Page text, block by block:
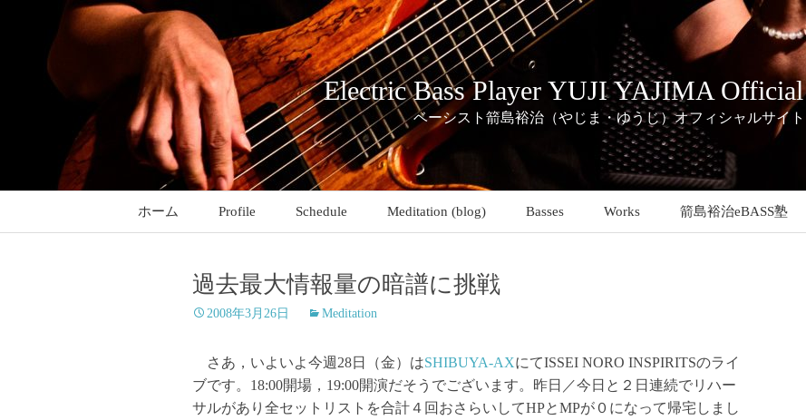
ッ
Electric Bass Player YUJI YAJIMA Official
ベーシスト箭島裕治（やじま・ゆうじ）オフィシャルサイト
ホーム Profile Schedule Meditation (blog) Basses Works 箭島裕治eBASS塾
過去最大情報量の暗譜に挑戦
2008年3月26日 Meditation
さあ，いよいよ今週28日（金）はSHIBUYA-AXにてISSEI NORO INSPIRITSのライ
ブです。18:00開場，19:00開演だそうでございます。昨日／今日と２日連続でリハー
サルがあり全セットリストを合計４回おさらいしてHPとMPが０になって帰宅しまし